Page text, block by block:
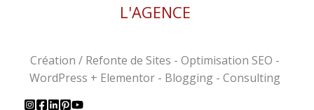
L'AGENCE
Création / Refonte de Sites - Optimisation SEO -
WordPress + Elementor - Blogging - Consulting